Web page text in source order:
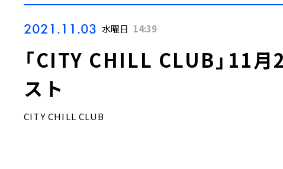
Podcast
2021.11.03 水曜日 14:39
「CITY CHILL CLUB」11月
スト
CITY CHILL CLUB